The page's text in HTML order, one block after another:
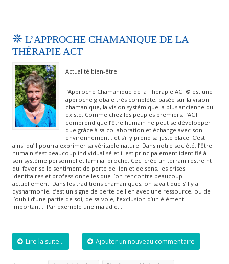
L’APPROCHE CHAMANIQUE DE LA
THÉRAPIE ACT
Actualité bien-être
l’Approche Chamanique de la Thérapie ACT© est une
approche globale très complète, basée sur la vision
chamanique, la vision systémique la plus ancienne qui
existe. Comme chez les peuples premiers, l’ACT
comprend que l’être humain ne peut se développer
que grâce à sa collaboration et échange avec son
environnement , et s’il y prend sa juste place. C’est
ainsi qu’il pourra exprimer sa véritable nature. Dans notre société, l’être
humain s’est beaucoup individualisé et il est principalement identifié à
son système personnel et familial proche. Ceci crée un terrain restreint
qui favorise le sentiment de perte de lien et de sens, les crises
identitaires et professionnelles que l’on rencontre beaucoup
actuellement. Dans les traditions chamaniques, on savait que s’il y a
dysharmonie, c’est un signe de perte de lien avec une ressource, ou de
l’oubli d’une partie de soi, de sa voie, l’exclusion d’un élément
important… Par exemple une maladie…
Lire la suite... Ajouter un nouveau commentaire